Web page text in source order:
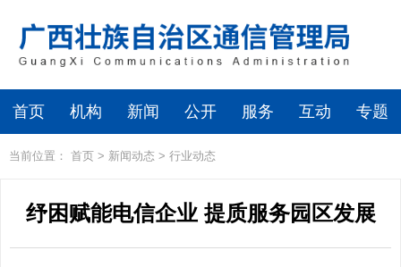
首页 机构 新闻 公开 服务 互动 专题
当前位置： 首页 > 新闻动态 > 行业动态
纾困赋能电信企业 提质服务园区发展